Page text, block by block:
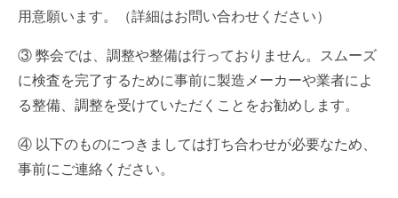
用意願います。（詳細はお問い合わせください）
③ 弊会では、調整や整備は行っておりません。スムーズ
に検査を完了するために事前に製造メーカーや業者によ
る整備、調整を受けていただくことをお勧めします。
④ 以下のものにつきましては打ち合わせが必要なため、
事前にご連絡ください。